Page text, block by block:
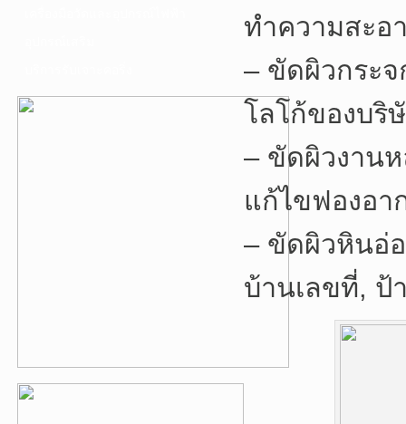
ทำความสะอ
– ขัดผิวกระ
โลโก้ของบริ
– ขัดผิวงานห
แก้ไขฟองอา
– ขัดผิวหินอ่
บ้านเลขที่, ป้